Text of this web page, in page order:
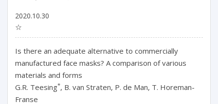
2020.10.30
☆
Is there an adequate alternative to commercially
manufactured face masks? A comparison of various
materials and forms
G.R. Teesing*, B. van Straten, P. de Man, T. Horeman-
Franse